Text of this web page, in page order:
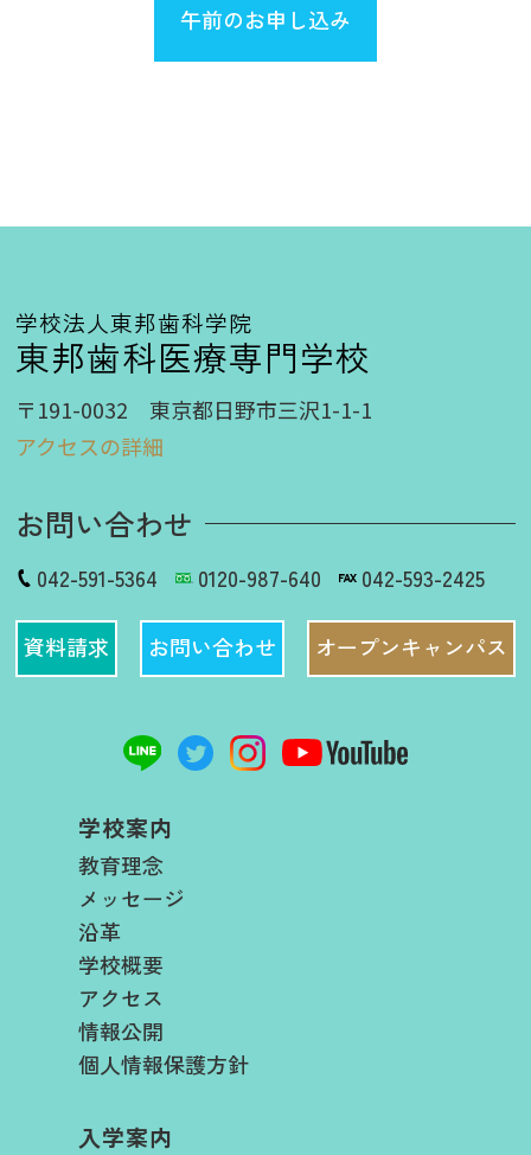
午前のお申し込み
学校法人東邦歯科学院
東邦歯科医療専門学校
〒191-0032 東京都日野市三沢1-1-1
アクセスの詳細
お問い合わせ
042-591-5364 0120-987-640 042-593-2425
資料請求 お問い合わせ オープンキャンパス
学校案内
教育理念
メッセージ
沿革
学校概要
アクセス
情報公開
個人情報保護方針
入学案内